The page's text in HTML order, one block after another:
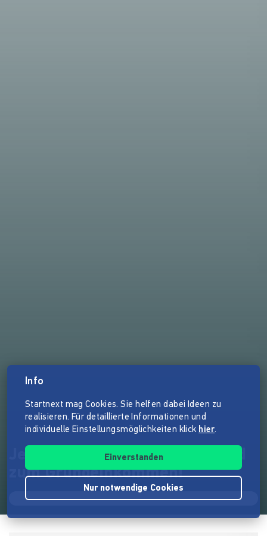
Jetzt erst recht: Volksentscheid
zum Grundeinkommen!
Info
Startnext mag Cookies. Sie helfen dabei Ideen zu
realisieren. Für detaillierte Informationen und
individuelle Einstellungsmöglichkeiten klick hier.
Einverstanden
Nur notwendige Cookies